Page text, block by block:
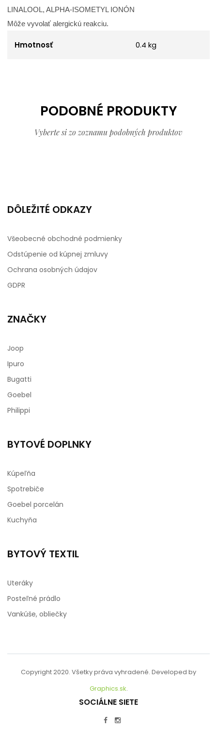
LINALOOL, ALPHA-ISOMETYL IONÓN
Môže vyvolať alergickú reakciu.
Hmotnosť 0.4 kg
PODOBNÉ PRODUKTY
Vyberte si zo zoznamu podobných produktov
DÔLEŽITÉ ODKAZY
Všeobecné obchodné podmienky
Odstúpenie od kúpnej zmluvy
Ochrana osobných údajov
GDPR
ZNAČKY
Joop
Ipuro
Bugatti
Goebel
Philippi
BYTOVÉ DOPLNKY
Kúpeľňa
Spotrebiče
Goebel porcelán
Kuchyňa
BYTOVÝ TEXTIL
Uteráky
Posteľné prádlo
Vankúše, obliečky
Copyright 2020. Všetky práva vyhradené. Developed by
Graphics.sk.
SOCIÁLNE SIETE